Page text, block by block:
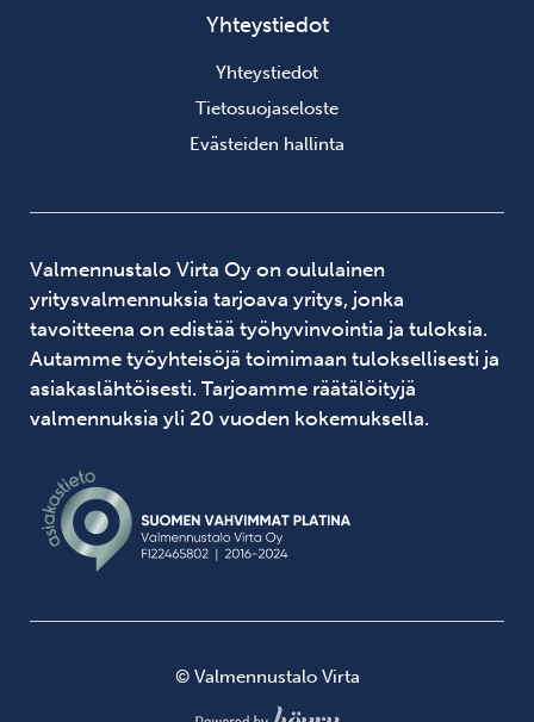
Yhteystiedot
Yhteystiedot
Tietosuojaseloste
Evästeiden hallinta
Valmennustalo Virta Oy on oululainen
yritysvalmennuksia tarjoava yritys, jonka
tavoitteena on edistää työhyvinvointia ja tuloksia.
Autamme työyhteisöjä toimimaan tuloksellisesti ja
asiakaslähtöisesti. Tarjoamme räätälöityjä
valmennuksia yli 20 vuoden kokemuksella.
© Valmennustalo Virta